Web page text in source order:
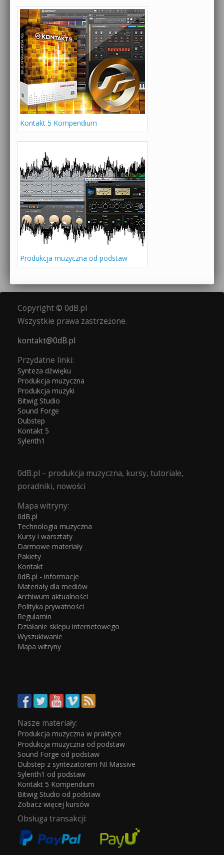
Kontakt 5 Kompendium
Produkcja muzyczna od podstaw
Copyright © 0dB.pl
Wszystkie prawa zastrzeżone.
kontakt@0dB.pl
Przydatne linki:
Synteza dźwięku
Produkcja muzyczna
Produkcja muzyki
Bitwig Studio
Sound Forge
Dubstep
Kontakt 5
Sylenth1
0dB.pl – produkcja muzyczna, kursy, tutoriale,
poradniki, nowości
Mapa witryny:
0dB.pl
Technologia muzyczna
Kursy i warsztaty
Darmowe materiały
Pakiety
Kontakt
0dB.pl - informacje
Materiały dla mediów
Archiwum aktualności
Polityka prywatności
Regulamin
Działanie sklepu internetowego
Wyszukiwanie
Mapa witryny
Nasze materiały:
Produkcja muzyczna w praktyce
Produkcja muzyczna od podstaw
Sound Forge od podstaw
Dubstep z syntezatorem NI Massive
Sylenth1 od podstaw
Kontakt 5 Kompendium
Bitwig Studio od podstaw
Zobacz więcej kursów
Obsługa transakcji: